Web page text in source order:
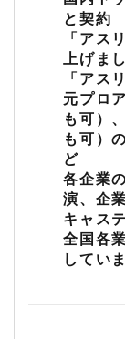
と契約
「アス
上げま
「アス
元プロ
も可）
も可）
ど
各企業
演、企
キャス
全国各
してい